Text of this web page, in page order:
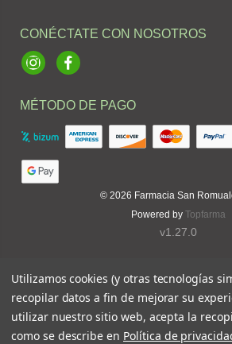
CONÉCTATE CON NOSOTROS
InstagramFacebook
MÉTODO DE PAGO
© 2026 Farmacia San
Powered by Topfarma
v1.27.0
Utilizamos cookies (y otras tecnologías
recopilar datos a fin de mejorar su
utilizar nuestro sitio web, acepta la
como se describe en Política de